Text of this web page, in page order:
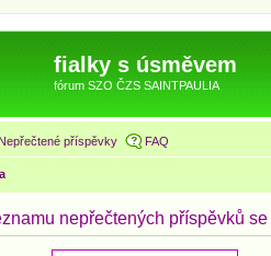
fialky s úsměvem
fórum SZO ČZS SAINTPAULIA
Nepřečtené příspěvky FAQ
nepřečtených příspěvků